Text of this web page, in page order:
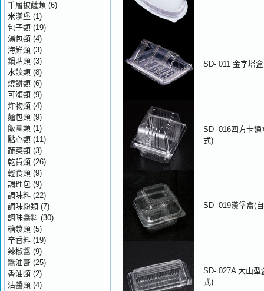
SD- 011 金字塔盒
SD- 016四方卡通
式)
SD- 019漢堡盒(
SD- 027A 大山型
式)
千層披薩類 (6)
米漢堡 (1)
包子類 (19)
湯包類 (4)
海鮮類 (3)
鍋貼類 (3)
水餃類 (8)
燒餅類 (6)
可頌類 (9)
炸物類 (4)
麵包類 (9)
飯團類 (1)
點心類 (11)
蔬菜類 (3)
乾貨類 (26)
輕食類 (9)
調理包 (9)
調味料 (22)
調味粉類 (7)
調味醬料 (30)
糖漿類 (5)
辛香料 (19)
辣椒醬 (9)
醬油膏 (25)
香油類 (2)
沾醬類 (4)